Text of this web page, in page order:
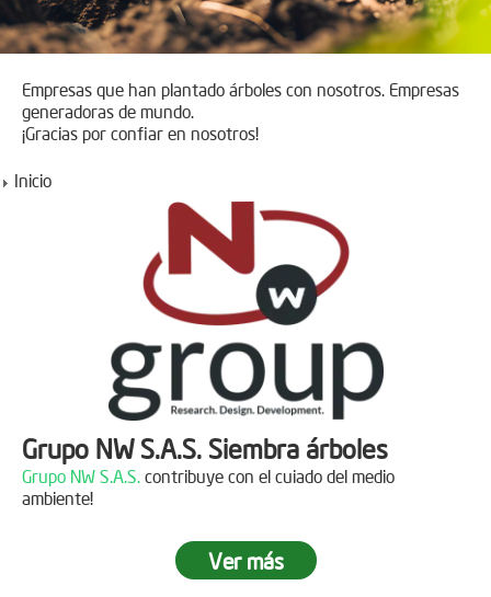
Empresas que han plantado árboles con nosotros. Empresas
generadoras de mundo.
¡Gracias por confiar en nosotros!
Inicio
Grupo NW S.A.S. Siembra árboles
Grupo NW S.A.S. contribuye con el cuiado del medio
ambiente!
Jornada de reforestación
Ver más